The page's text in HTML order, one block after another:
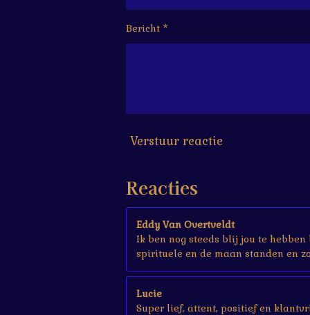
6
6
6
7
r
Bericht *
Verstuur reactie
Reacties
Eddy Van Overtveldt
Ik ben nog steeds blij jou te
spirituele en de maan standen en
Lucie
Super lief, attent, positief en